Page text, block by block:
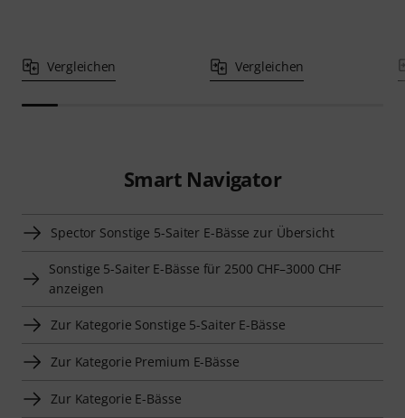
Vergleichen Vergleichen
Smart Navigator
Spector Sonstige 5-Saiter E-Bässe zur Übersicht
Sonstige 5-Saiter E-Bässe für 2500 CHF–3000 CHF
anzeigen
Zur Kategorie Sonstige 5-Saiter E-Bässe
Zur Kategorie Premium E-Bässe
Zur Kategorie E-Bässe